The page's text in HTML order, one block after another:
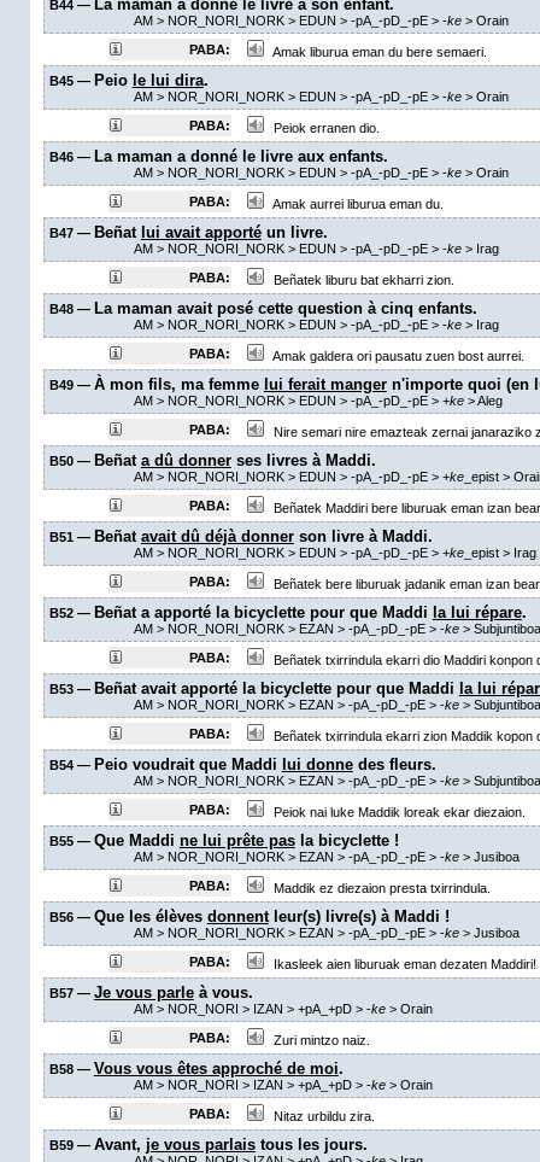
B44 — La maman a donné le livre à son enfant.
AM> NOR_NORI_NORK > EDUN > -pA_-pD_-pE> -ke> Orain
PABA:
Amak liburua eman du bere semaeri.
B45 — Peio le lui dira.
AM> NOR_NORI_NORK > EDUN > -pA_-pD_-pE> -ke> Orain
PABA:
Peiok erranen dio.
B46 — La maman a donné le livre aux enfants.
AM> NOR_NORI_NORK > EDUN > -pA_-pD_-pE> -ke> Orain
PABA:
Amak aurrei liburua eman du.
B47 — Beñat lui avait apportéun livre.
AM> NOR_NORI_NORK > EDUN > -pA_-pD_-pE> -ke> Irag
PABA:
Beñatek liburu bat ekharri zion.
B48 — La maman avait posé cette question à cinq enfants.
AM> NOR_NORI_NORK > EDUN > -pA_-pD_-pE> -ke> Irag
PABA:
Amak galdera ori pausatu zuen bost aurrei.
B49 — À mon fils, ma femme lui ferait mangern'importe quoi (en
AM> NOR_NORI_NORK > EDUN > -pA_-pD_-pE> +ke>Aleg
PABA:
Nire semari nire emazteak zernai janaraziko
B50 — Beñat a dû donnerses livres à Maddi.
AM> NOR_NORI_NORK > EDUN > -pA_-pD_-pE> +ke_epist>
PABA:
Beñatek Maddiri bere liburuak eman izan
B51 — Beñat avait dû déjà donnerson livre à Maddi.
AM> NOR_NORI_NORK > EDUN > -pA_-pD_-pE> +ke_epist> Irag
PABA:
Beñatek bere liburuak jadanik eman izan
B52 — Beñat a apporté la bicyclette pour que Maddi la lui répare.
AM> NOR_NORI_NORK > EZAN > -pA_-pD_-pE> -ke>
PABA:
Beñatek txirrindula ekarri dio Maddiri konpon
B53 — Beñat avait apporté la bicyclette pour que Maddi la lui
AM> NOR_NORI_NORK > EZAN > -pA_-pD_-pE> -ke>
PABA:
Beñatek txirrindula ekarri zion Maddik kopon
B54 — Peio voudrait que Maddi lui donnedes fleurs.
AM> NOR_NORI_NORK > EZAN > -pA_-pD_-pE> -ke>
PABA:
Peiok nai luke Maddik loreak ekar diezaion.
B55 — Que Maddi ne lui prête pasla bicyclette !
AM> NOR_NORI_NORK > EZAN > -pA_-pD_-pE> -ke> Jusiboa
PABA:
Maddik ez diezaion presta txirrindula.
B56 — Que les élèves donnentleur(s) livre(s) à Maddi !
AM> NOR_NORI_NORK > EZAN > -pA_-pD_-pE> -ke> Jusiboa
PABA:
Ikasleek aien liburuak eman dezaten Maddiri!
B57 — Je vous parleà vous.
AM> NOR_NORI > IZAN > +pA_+pD> -ke> Orain
PABA:
Zuri mintzo naiz.
B58 — Vous vous êtes approché de moi.
AM> NOR_NORI > IZAN > +pA_+pD> -ke> Orain
PABA:
Nitaz urbildu zira.
B59 — Avant, je vous parlaistous les jours.